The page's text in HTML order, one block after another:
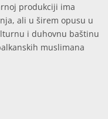
produkciji ima
ali u širem opusu u
i duhovnu baštinu
muslimana